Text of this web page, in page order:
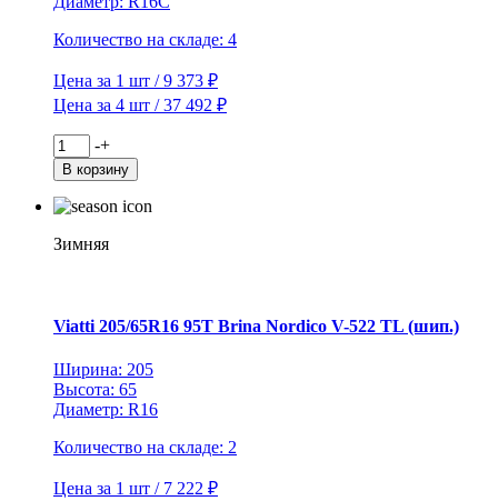
Количество на складе: 4
Цена за 1 шт / 9 373 ₽
Цена за 4 шт / 37 492 ₽
Количество
товара
Viatti
195/75R16C
Vettore
TL
-+
В корзину
Зимняя
Viatti 205/65R16 95T Brina Nordico V-522 TL (шип.)
Ширина: 205
Высота: 65
Диаметр: R16
Количество на складе: 2
Цена за 1 шт / 7 222 ₽